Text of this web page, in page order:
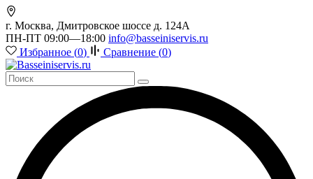
г. Москва, Дмитровское шоссе д. 124А
ПН-ПТ 09:00—18:00 info@basseiniservis.ru
Избранное (0) Сравнение (0)